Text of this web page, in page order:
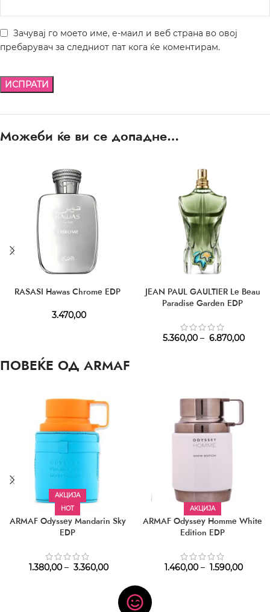
Зачувај го моето име, е-маил и веб страна во овој
пребарувач за следниот пат кога ќе коментирам.
Можеби ќе ви се допадне…
RASASI Hawas Chrome EDP
3.470,00
JEAN PAUL GAULTIER Le Beau
Paradise Garden EDP
5.360,00 – 6.870,00
ПОВЕЌЕ ОД ARMAF
АКЦИЈА
HOT
ARMAF Odyssey Mandarin Sky
EDP
1.380,00 – 3.360,00
АКЦИЈА
ARMAF Odyssey Homme White
Edition EDP
1.460,00 – 1.590,00